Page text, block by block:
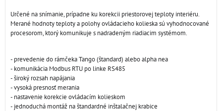
Určené na snímanie, prípadne ku korekcii priestorovej teploty interiéru.
Merané hodnoty teploty a polohy ovládacieho kolieska sú vyhodnocované
procesorom, ktorý komunikuje s nadradeným riadiacim systémom.
- prevedenie do rámčeka Tango (štandard) alebo alpha nea
- komunikácia Modbus RTU po linke RS485
- široký rozsah napájania
- vysoká presnosť merania
- nastavenie korekcie ovládacím kolieskom
- jednoduchá montáž na štandardné inštalačnej krabice